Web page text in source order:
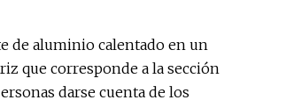
de aluminio calentado en un
que corresponde a la sección
darse cuenta de los